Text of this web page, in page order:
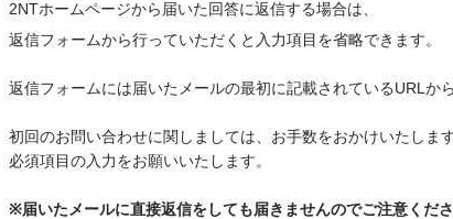
2NTホームページから届いた回答に返信する場合は、
返信フォームから行っていただくと入力項目を省略できます。
返信フォームには届いたメールの最初に記載されているURLか
初回のお問い合わせに関しましては、お手数をおかけいたしま
必須項目の入力をお願いいたします。
※届いたメールに直接返信をしても届きませんのでご注意くださ